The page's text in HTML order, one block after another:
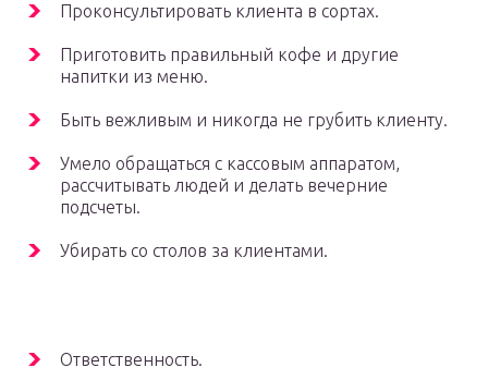
Проконсультировать клиента в сортах.
Приготовить правильный кофе и другие
напитки из меню.
Быть вежливым и никогда не грубить клиенту.
Умело обращаться с кассовым аппаратом,
рассчитывать людей и делать вечерние
подсчеты.
Убирать со столов за клиентами.
Ответственность.